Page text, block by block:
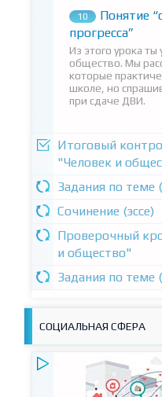
10
Понятие
прогресса”
Из этого урока ты
общество. Мы
которые
школе, но
при сдаче ДВИ.
Итоговый
"Человек и
Задания по теме
Сочинение (эссе)
Проверочный
и общество"
Задания по теме
СОЦИАЛЬНАЯ СФЕРА